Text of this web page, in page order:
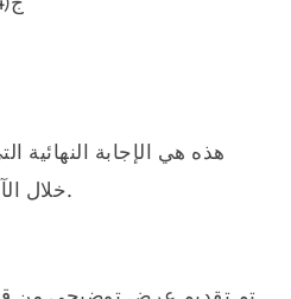
هذه هي الإجابة النهائية
خلال الآلة الحاسبة المجمعة أيضًا.